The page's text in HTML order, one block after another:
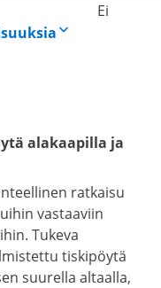
Ei
alakaapilla ja
ratkaisu
vastaaviin
Tukeva
tiskipöytä
suurella altaalla,